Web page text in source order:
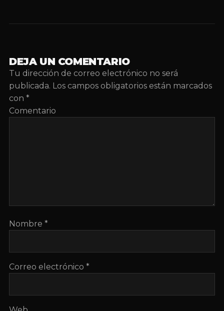
DEJA UN COMENTARIO
Tu dirección de correo electrónico no será
publicada. Los campos obligatorios están marcados
con *
Comentario
Nombre *
Correo electrónico *